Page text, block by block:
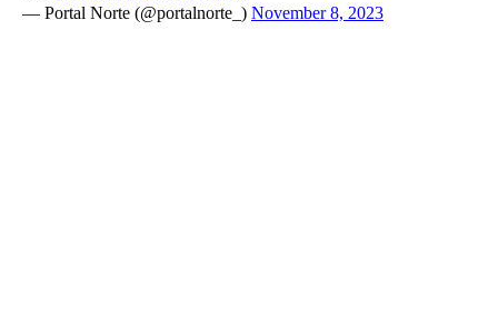
— Portal Norte (@portalnorte_) November 8, 2023